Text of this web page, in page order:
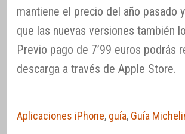
mantiene el precio del año pasado
que las nuevas versiones también
Previo pago de 7’99 euros podrás
descarga a través de Apple Store.
Aplicaciones iPhone, guía, Guía